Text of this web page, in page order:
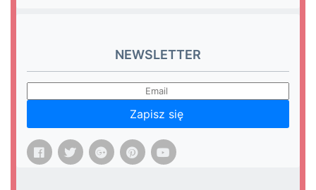
NEWSLETTER
Zapisz się